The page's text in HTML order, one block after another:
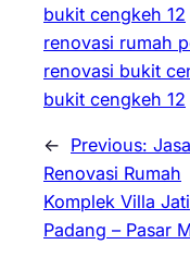
bukit cengkeh 12
renovasi rumah
renovasi bukit
bukit cengkeh 12
← Previous: Jasa
Renovasi Rumah
Komplek Villa Jati
Padang – Pasar